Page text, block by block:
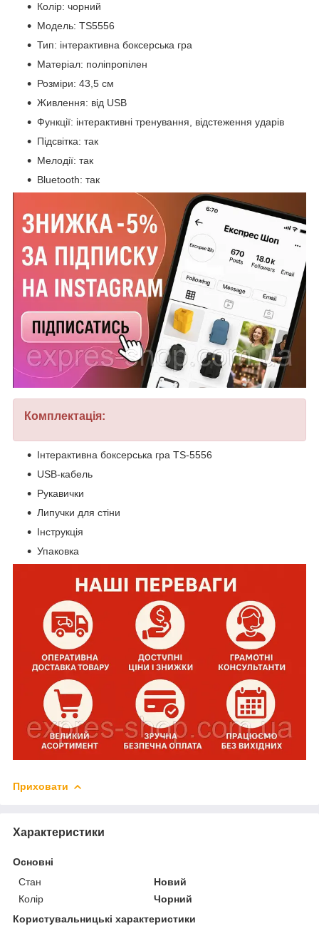
Колір: чорний
Модель: TS5556
Тип: інтерактивна боксерська гра
Матеріал: поліпропілен
Розміри: 43,5 см
Живлення: від USB
Функції: інтерактивні тренування, відстеження ударів
Підсвітка: так
Мелодії: так
Bluetooth: так
Комплектація:
Інтерактивна боксерська гра TS-5556
USB-кабель
Рукавички
Липучки для стіни
Інструкція
Упаковка
Приховати
Характеристики
Основні
Стан
Новий
Колір
Чорний
Користувальницькі характеристики